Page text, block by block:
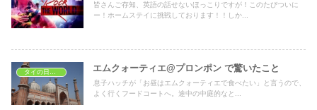
皆さんご存知、英語の話せないほっこりですが！このたびついに
ー！ホームステイに挑戦しております！！しか...
エムクォーティエ@プロンポン で驚いたこと
息子ハッチが「お昼はエムクォーティエで食べたい」と言うので、
よく行くフードコートへ。途中の中庭的なと...